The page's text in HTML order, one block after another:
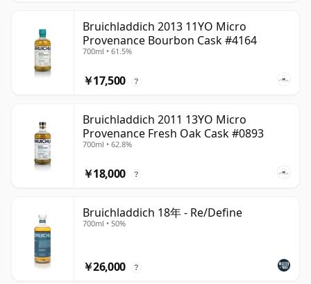
Bruichladdich 2013 11YO Micro
Provenance Bourbon Cask #4164
700ml • 61.5%
￥17,500 ?
Bruichladdich 2011 13YO Micro
Provenance Fresh Oak Cask #0893
700ml • 62.8%
￥18,000 ?
Bruichladdich 18年 - Re/Define
700ml • 50%
￥26,000 ?